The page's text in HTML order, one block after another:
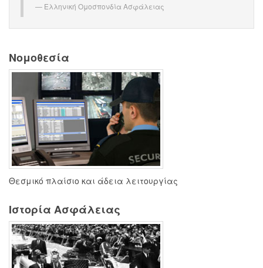
Ελληνική Ομοσπονδία Ασφάλειας
Νομοθεσία
Θεσμικό πλαίσιο και άδεια λειτουργίας
Ιστορία Ασφάλειας